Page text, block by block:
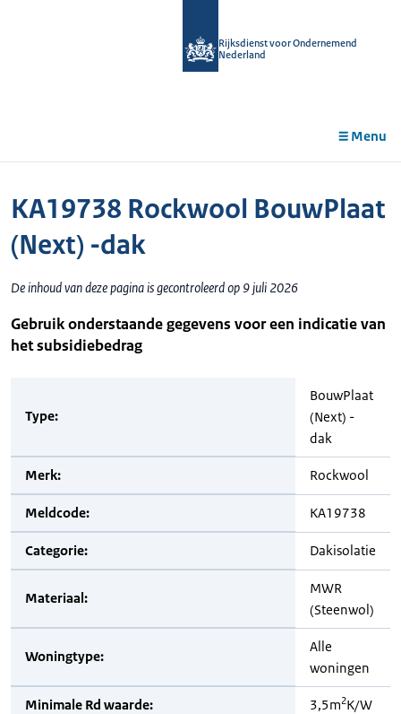
Rijksdienst voor Ondernemend
Nederland
Menu
KA19738 Rockwool BouwPlaat
(Next) -dak
De inhoud van deze pagina is gecontroleerd op 9 juli 2026
Gebruik onderstaande gegevens voor een indicatie van
het subsidiebedrag
Type:
BouwPlaat
(Next) -
dak
Merk: Rockwool
Meldcode: KA19738
Categorie: Dakisolatie
Materiaal:
MWR
(Steenwol)
Woningtype:
Alle
woningen
Minimale Rd waarde: 3,5m2K/W